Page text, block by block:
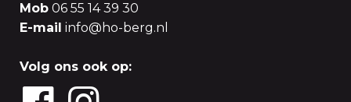
Mob 06 55 14 39 30
E-mail info@ho-berg.nl
Volg ons ook op: